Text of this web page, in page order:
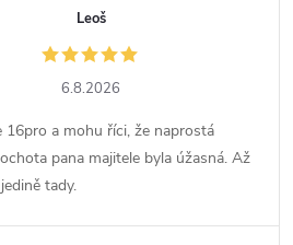
Leoš
6.8.2026
16pro a mohu říci, že naprostá
pana majitele byla úžasná. Až
tady.